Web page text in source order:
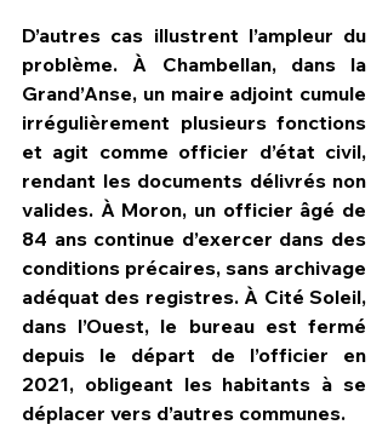
D’autres cas illustrent l’ampleur du
problème. À Chambellan, dans la
Grand’Anse, un maire adjoint cumule
irrégulièrement plusieurs fonctions
et agit comme officier d’état civil,
rendant les documents délivrés non
valides. À Moron, un officier âgé de
84 ans continue d’exercer dans des
conditions précaires, sans archivage
adéquat des registres. À Cité Soleil,
dans l’Ouest, le bureau est fermé
depuis le départ de l’officier en
2021, obligeant les habitants à se
déplacer vers d’autres communes.